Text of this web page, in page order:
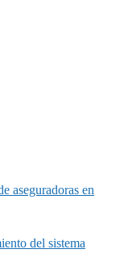
aseguradoras en
del sistema